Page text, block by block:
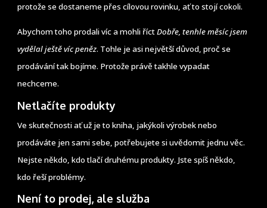
protože se dostaneme přes cílovou rovinku, ať to stojí cokoli.
Abychom toho prodali víc a mohli říctDobře, tenhle měsíc jsem
vydělal ještě víc peněz. Tohle je asi největší důvod, proč se
prodávání tak bojíme. Protože právě takhle vypadat
nechceme.
Netlačíte produkty
Ve skutečnosti ať už je to kniha, jakýkoli výrobek nebo
prodáváte jen sami sebe, potřebujete si uvědomit jednu věc.
Nejste někdo, kdo tlačí druhému produkty. Jste spíš někdo,
kdo řeší problémy.
Není to prodej, ale služba